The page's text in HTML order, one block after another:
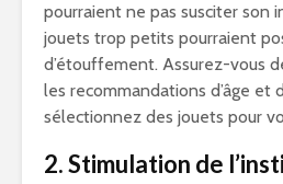
pourraient ne pas susciter son
jouets trop petits pourraient
d’étouffement. Assurez-vous
les recommandations d’âge et
sélectionnez des jouets pour
2. Stimulation de